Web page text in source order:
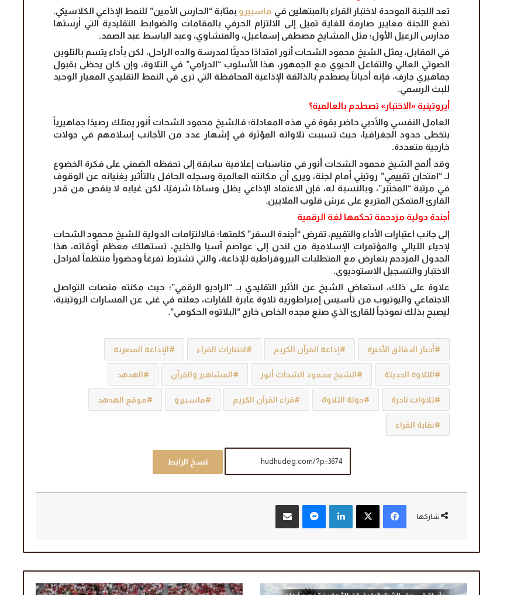
تعد اللجنة الموحدة لاختبار القراء بالمبتهلين في ماسبيرو بمثابة “الحارس الأمين” للنمط الإذاعي الكلاسيكي.
تضع اللجنة معايير صارمة للغاية تميل إلى الالتزام الحرفي بالمقامات والضوابط التقليدية التي أرستها
مدارس الرعيل الأول؛ مثل المشايخ مصطفى إسماعيل، والمنشاوي، وعبد الباسط عبد الصمد.
في المقابل، يمثل الشيخ محمود الشحات أنور امتدادًا حديثًا لمدرسة والده الراحل، لكن بأداء يتسم بالتلوين
الصوتي العالي والتفاعل الحيوي مع الجمهور، هذا الأسلوب “الدرامي” في التلاوة، وإن كان يحظى بقبول
جماهيري جارف، فإنه أحياناً يصطدم بالذائقة الإذاعية المحافظة التي ترى في النمط التقليدي المعيار الوحيد
للبث الرسمي.
أيروتينية «الاختبار» تصطدم بالعالمية؟
العامل النفسي والأدبي حاضر بقوة في هذه المعادلة؛ فالشيخ محمود الشحات أنور يمتلك رصيدًا جماهيرياً
يتخطى حدود الجغرافيا، حيث تسببت تلاواته المؤثرة في إشهار عدد من الأجانب إسلامهم في جولات
خارجية متعددة.
وقد ألمح الشيخ محمود الشحات أنور في مناسبات إعلامية سابقة إلى تحفظه الضمني على فكرة الخضوع
لـ “امتحان تقييمي” روتيني أمام لجنة، ويرى أن مكانته العالمية وسجله الحافل بالتأثير يغنيانه عن الوقوف
في مرتبة “المختَبَر”، وبالنسبة له، فإن الاعتماد الإذاعي يظل وسامًا شرفيًا، لكن غيابه لا ينقص من قدر
القارئ المتمكن المتربع على عرش قلوب الملايين.
أجندة دولية مزدحمة تحكمها لغة الرقمية
إلى جانب اعتبارات الأداء والتقييم، تفرض “أجندة السفر” كلمتها؛ فالالتزامات الدولية للشيخ محمود الشحات
لإحياء الليالي والمؤتمرات الإسلامية من لندن إلى عواصم آسيا والخليج، تستهلك معظم أوقاته، هذا
الجدول المزدحم يتعارض مع المتطلبات البيروقراطية للإذاعة، والتي تشترط تفرغاً وحضوراً منتظماً لمراحل
الاختبار والتسجيل الاستوديوى.
علاوة على ذلك، استعاض الشيخ عن الأثير التقليدي بـ “الراديو الرقمي”؛ حيث مكنته منصات التواصل
الاجتماعي واليوتيوب من تأسيس إمبراطورية تلاوة عابرة للقارات، جعلته في غنى عن المسارات الروتينية،
ليصبح بذلك نموذجاً للقارئ الذي صنع مجده الخاص خارج “البلاتوه الحكومي”.
أخبار الدقائق الأخيرة إذاعة القرآن الكريم اختبارات القراء الإذاعة المصرية
التلاوة الحديثة الشيخ محمود الشحات أنور المشاهير والقرآن الهدهد
تلاوات نادرة دولة التلاوة قراء القرآن الكريم ماسبيرو موقع الهدهد
نقابة القراء
نسخ الرابط
شاركها
فيسبوك ‫X لينكدإن
ت